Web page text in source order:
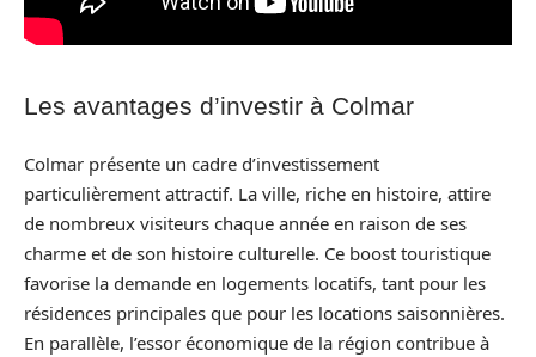
Les avantages d’investir à Colmar
Colmar présente un cadre d’investissement
particulièrement attractif. La ville, riche en histoire, attire
de nombreux visiteurs chaque année en raison de ses
charme et de son histoire culturelle. Ce boost touristique
favorise la demande en logements locatifs, tant pour les
résidences principales que pour les locations saisonnières.
En parallèle, l’essor économique de la région contribue à